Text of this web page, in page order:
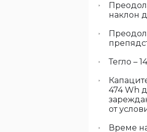
наклон
Тегло –
474 Wh
от
Време